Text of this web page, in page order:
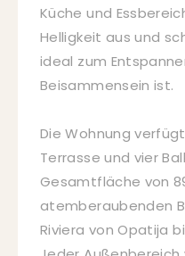
Küche und
Helligkeit aus und
ideal zum
Beisammensein ist.
Die Wohnung
Terrasse und vier
Gesamtfläche von
atemberaubenden
Riviera von Opatija